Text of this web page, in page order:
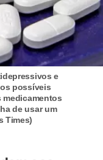
e
possíveis
de usar um
Times)